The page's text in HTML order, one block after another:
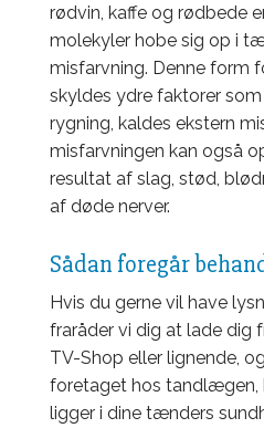
rødvin, kaffe og rødbede
molekyler hobe sig op i
misfarvning. Denne form
skyldes ydre faktorer
rygning, kaldes ekstern
misfarvningen kan også
resultat af slag, stød,
af døde nerver.
Sådan foregår
Hvis du gerne vil have
fraråder vi dig at lade dig
TV-Shop eller lignende,
foretaget hos tandlægen,
ligger i dine tænders